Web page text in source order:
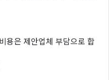
용은 제안업체 부담으로 합